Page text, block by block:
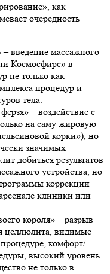
как
очередность
введение массажного
Космосфирс» в
не только как
процедур и
тела.
– воздействие с
на саму жировую
корки»), но
значимых
добиться результатов
устройства, но
коррекции
клиники или
короля» – разрыв
целлюлита, видимые
комфорт/
высокий уровень
не только в